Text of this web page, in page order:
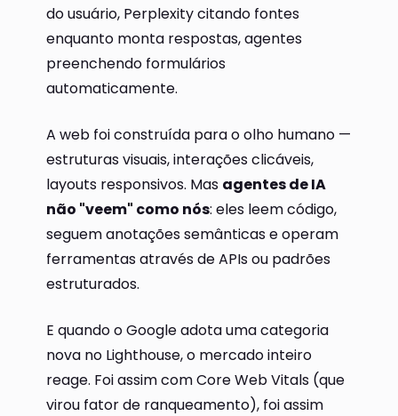
do usuário, Perplexity citando fontes
enquanto monta respostas, agentes
preenchendo formulários
automaticamente.
A web foi construída para o olho humano —
estruturas visuais, interações clicáveis,
layouts responsivos. Mas agentes de IA
não "veem" como nós: eles leem código,
seguem anotações semânticas e operam
ferramentas através de APIs ou padrões
estruturados.
E quando o Google adota uma categoria
nova no Lighthouse, o mercado inteiro
reage. Foi assim com Core Web Vitals (que
virou fator de ranqueamento), foi assim